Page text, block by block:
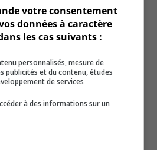
sur la santé en
votre consentement
données à caractère
les cas suivants :
personnalisés, mesure de
publicités et du contenu, études
de services
à des informations sur un